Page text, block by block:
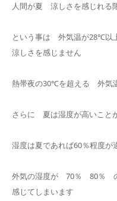
人間が夏 涼しさを感じれる
という事は 外気温が28℃以
涼しさを感じません
熱帯夜の30℃を超える 外気
さらに 夏は湿度が高いこと
湿度は夏であれば60％程度
外気の湿度が 70％ 80％
感じてしまいます